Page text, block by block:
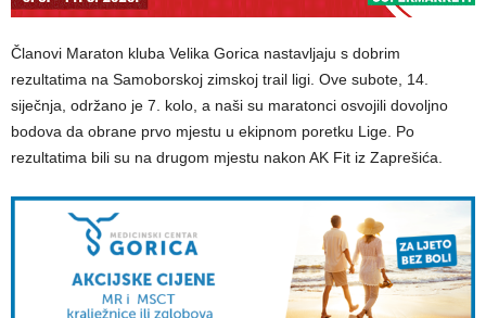
Članovi Maraton kluba Velika Gorica nastavljaju s dobrim
rezultatima na Samoborskoj zimskoj trail ligi. Ove subote, 14.
siječnja, održano je 7. kolo, a naši su maratonci osvojili dovoljno
bodova da obrane prvo mjestu u ekipnom poretku Lige. Po
rezultatima bili su na drugom mjestu nakon AK Fit iz Zaprešića.